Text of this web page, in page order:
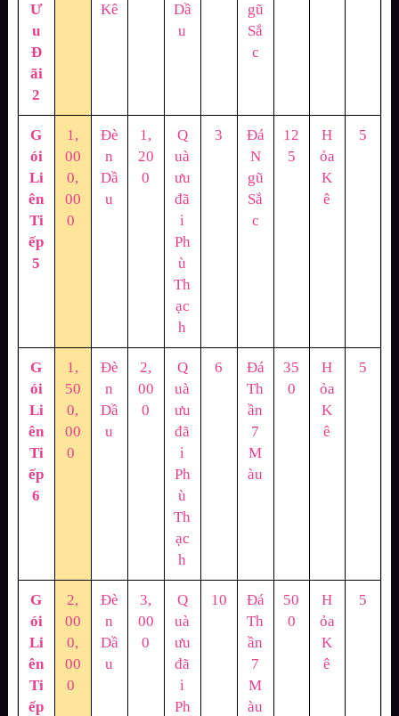
Ư
u
Đ
ãi
2
Kê
Dầ
u
gũ
Sắ
c
G
ói
Li
ên
Ti
ếp
5
1,
00
0,
00
0
Đè
n
Dầ
u
1,
20
0
Q
uà
ưu
đã
i
Ph
ù
Th
ạc
h
3
Đá
N
gũ
Sắ
c
12
5
H
ỏa
K
ê
5
G
ói
Li
ên
Ti
ếp
6
1,
50
0,
00
0
Đè
n
Dầ
u
2,
00
0
Q
uà
ưu
đã
i
Ph
ù
Th
ạc
h
6
Đá
Th
ần
7
M
àu
35
0
H
ỏa
K
ê
5
G
ói
Li
ên
Ti
ếp
2,
00
0,
00
0
Đè
n
Dầ
u
3,
00
0
Q
uà
ưu
đã
i
Ph
10
Đá
Th
ần
7
M
àu
50
0
H
ỏa
K
ê
5